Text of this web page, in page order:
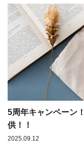
5周年キャンペーン
供！！
2025.09.12